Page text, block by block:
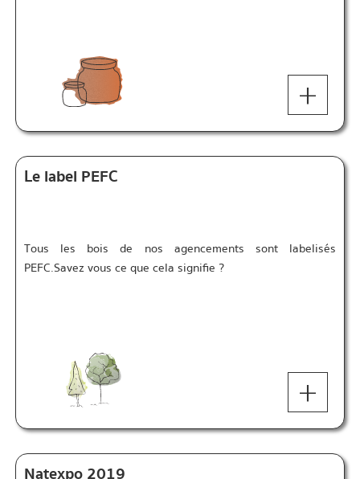
+
Le label PEFC
Tous les bois de nos agencements sont labelisés
PEFC.Savez vous ce que cela signifie ?
+
Natexpo 2019